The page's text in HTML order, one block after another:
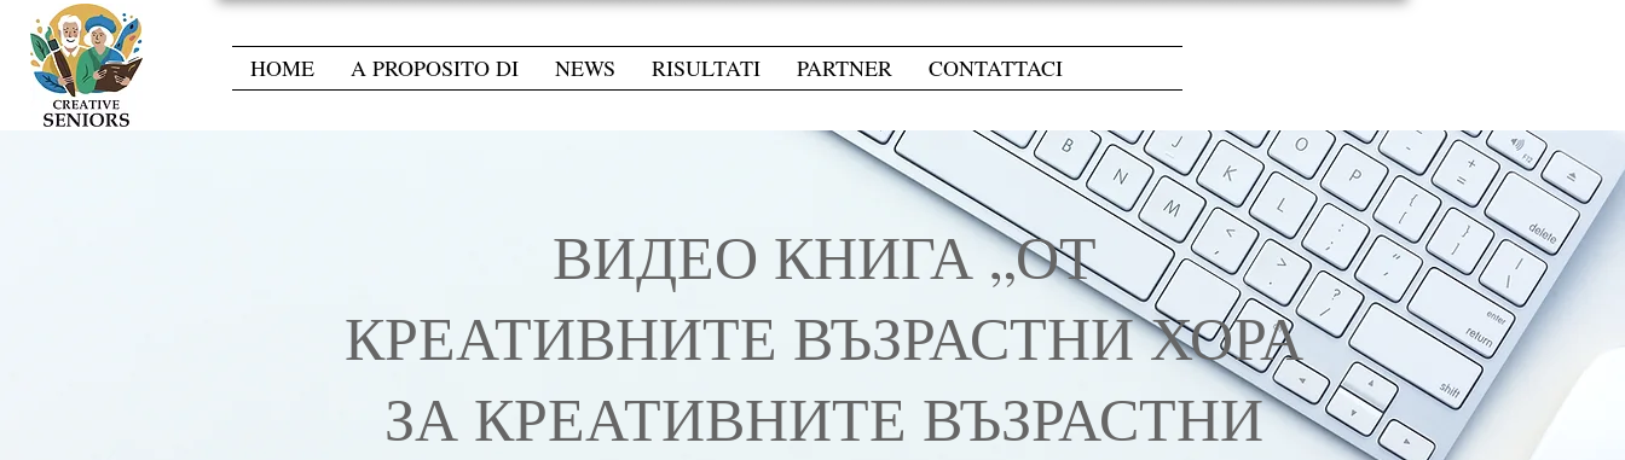
HOME A PROPOSITO DI NEWS RISULTATI PARTNER CONTATTACI
ВИДЕО КНИГА „ОТ
КРЕАТИВНИТЕ ВЪЗРАСТНИ ХОРА
ЗА КРЕАТИВНИТЕ ВЪЗРАСТНИ